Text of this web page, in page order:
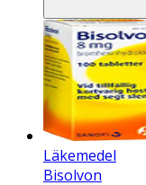
Läkemedel
Bisolvon